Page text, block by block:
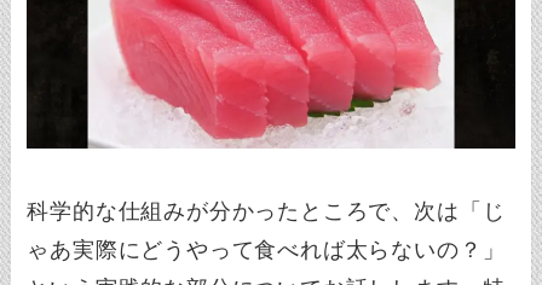
科学的な仕組みが分かったところで、次は「じ
ゃあ実際にどうやって食べれば太らないの？」